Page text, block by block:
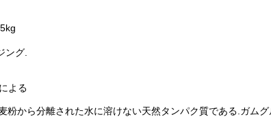
ング.
よる
粉から分離された水に溶けない天然タンパク質である.ガム